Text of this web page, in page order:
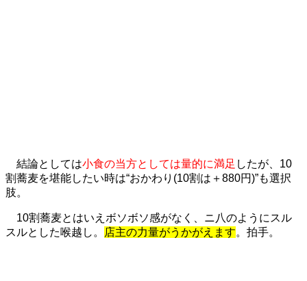
結論としては小食の当方としては量的に満足 したが、10
割蕎麦を堪能したい時は“おかわり(10割は＋880円)”も選択
肢。
10割蕎麦とはいえボソボソ感がなく、ニ八のようにスル
スルとした喉越し。
店主の力量がうかがえます。拍手。